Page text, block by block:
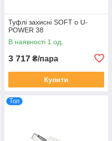
Туфлі захисні SOFT o U-
POWER 38
В наявності 1 од.
3 717 ₴/пара
Купити
Топ